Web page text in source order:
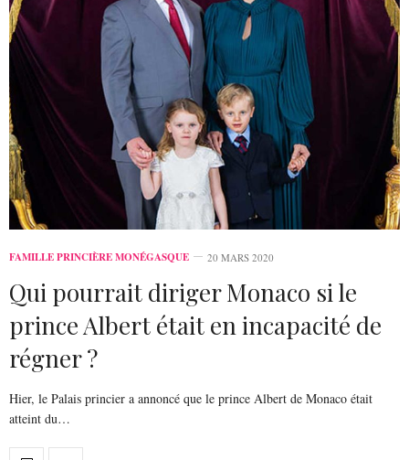
FAMILLE PRINCIÈRE MONÉGASQUE 20 MARS 2020
Qui pourrait diriger Monaco si le
prince Albert était en incapacité de
régner ?
Hier, le Palais princier a annoncé que le prince Albert de Monaco était
atteint du…